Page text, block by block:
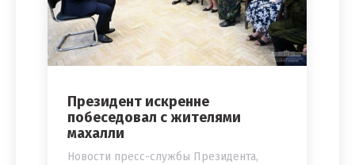
Президент искренне
побеседовал с жителями
махалли
Новости пресс-службы Президента,